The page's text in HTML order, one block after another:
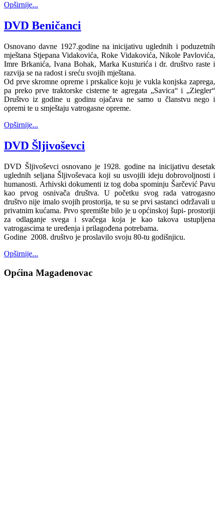
Opširnije...
DVD Beničanci
Osnovano davne 1927.godine na inicijativu uglednih i poduzetnih
mještana Stjepana Vidakovića, Roke Vidakovića, Nikole Pavlovića,
Imre Brkanića, Ivana Bohak, Marka Kusturića i dr. društvo raste i
razvija se na radost i sreću svojih mještana.
Od prve skromne opreme i prskalice koju je vukla konjska zaprega,
pa preko prve traktorske cisterne te agregata „Savica“ i „Ziegler“
Društvo iz godine u godinu ojačava ne samo u članstvu nego i
opremi te u smještaju vatrogasne opreme.
Opširnije...
DVD Šljivoševci
DVD Šljivoševci osnovano je 1928. godine na inicijativu desetak
uglednih seljana Šljivoševaca koji su usvojili ideju dobrovoljnosti i
humanosti. Arhivski dokumenti iz tog doba spominju Šarčević Pavu
kao prvog osnivača društva. U početku svog rada vatrogasno
društvo nije imalo svojih prostorija, te su se prvi sastanci održavali u
privatnim kućama. Prvo spremište bilo je u općinskoj šupi- prostoriji
za odlaganje svega i svačega koja je kao takova ustupljena
vatrogascima te uređenja i prilagođena potrebama.
Godine 2008. društvo je proslavilo svoju 80-tu godišnjicu.
Opširnije...
Općina Magadenovac